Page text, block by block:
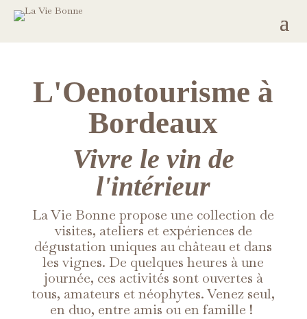
L'Oenotourisme à
Bordeaux
Vivre le vin de
l'intérieur
La Vie Bonne propose une collection de
visites, ateliers et expériences de
dégustation uniques au château et dans
les vignes. De quelques heures à une
journée, ces activités sont ouvertes à
tous, amateurs et néophytes. Venez seul,
en duo, entre amis ou en famille !